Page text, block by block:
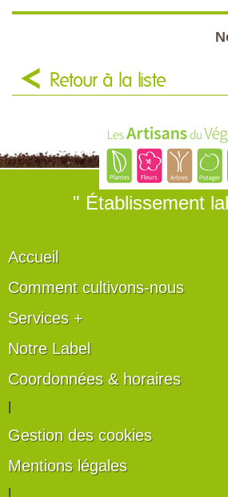
Retour à la liste
" Établissement
Accueil
Comment cultivons-nous
Services +
Notre Label
Coordonnées & horaires
Gestion des cookies
Mentions légales